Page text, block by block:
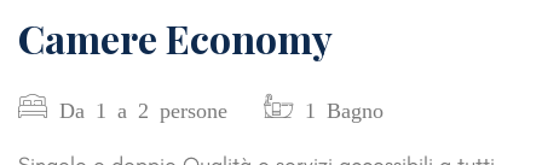
Camere Economy
Da 1 a 2 persone 1 Bagno